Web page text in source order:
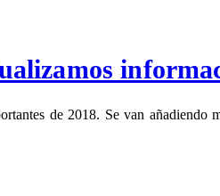
de 2018. Se van añadiendo